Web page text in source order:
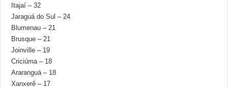
Itajaí – 32
Jaraguá do Sul – 24
Blumenau – 21
Brusque – 21
Joinville – 19
Criciúma – 18
Araranguá – 18
Xanxerê – 17